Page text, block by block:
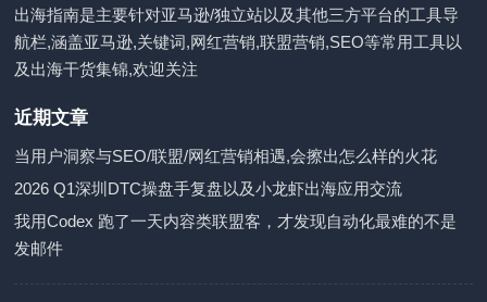
出海指南是主要针对亚马逊/独立站以及其他三方平台的工具导
航栏,涵盖亚马逊,关键词,网红营销,联盟营销,SEO等常用工具以
及出海干货集锦,欢迎关注
近期文章
当用户洞察与SEO/联盟/网红营销相遇,会擦出怎么样的火花
2026 Q1深圳DTC操盘手复盘以及小龙虾出海应用交流
我用Codex 跑了一天内容类联盟客，才发现自动化最难的不是
发邮件